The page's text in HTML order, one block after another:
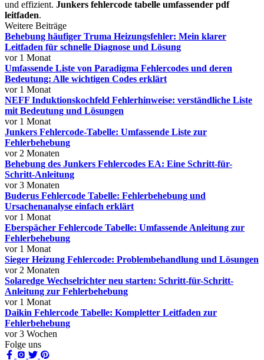
und effizient. Junkers fehlercode tabelle umfassender pdf
leitfaden.
Weitere Beiträge
Behebung häufiger Truma Heizungsfehler: Mein klarer
Leitfaden für schnelle Diagnose und Lösung
vor 1 Monat
Umfassende Liste von Paradigma Fehlercodes und deren
Bedeutung: Alle wichtigen Codes erklärt
vor 1 Monat
NEFF Induktionskochfeld Fehlerhinweise: verständliche Liste
mit Bedeutung und Lösungen
vor 1 Monat
Junkers Fehlercode-Tabelle: Umfassende Liste zur
Fehlerbehebung
vor 2 Monaten
Behebung des Junkers Fehlercodes EA: Eine Schritt-für-
Schritt-Anleitung
vor 3 Monaten
Buderus Fehlercode Tabelle: Fehlerbehebung und
Ursachenanalyse einfach erklärt
vor 1 Monat
Eberspächer Fehlercode Tabelle: Umfassende Anleitung zur
Fehlerbehebung
vor 1 Monat
Sieger Heizung Fehlercode: Problembehandlung und Lösungen
vor 2 Monaten
Solaredge Wechselrichter neu starten: Schritt-für-Schritt-
Anleitung zur Fehlerbehebung
vor 1 Monat
Daikin Fehlercode Tabelle: Kompletter Leitfaden zur
Fehlerbehebung
vor 3 Wochen
Folge uns